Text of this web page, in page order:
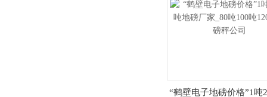
“鹤壁电子地磅价格”1吨